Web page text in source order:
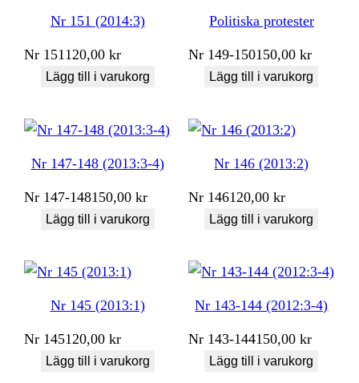
Nr 151 (2014:3)
Nr 151120,00kr
Lägg till i varukorg
Politiska protester
Nr 149-150150,00kr
Lägg till i varukorg
Nr 147-148 (2013:3-4)
Nr 147-148150,00kr
Lägg till i varukorg
Nr 146 (2013:2)
Nr 146120,00kr
Lägg till i varukorg
Nr 145 (2013:1)
Nr 145120,00kr
Lägg till i varukorg
Nr 143-144 (2012:3-4)
Nr 143-144150,00kr
Lägg till i varukorg